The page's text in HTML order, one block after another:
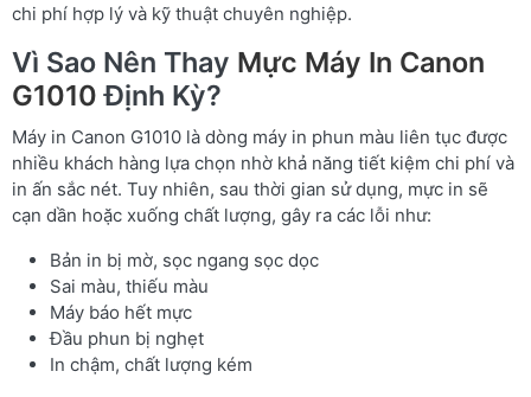
chi phí hợp lý và kỹ thuật chuyên nghiệp.
Vì Sao Nên Thay Mực Máy In Canon
G1010Định Kỳ?
Máy in Canon G1010 là dòng máy in phun màu liên tục được
nhiều khách hàng lựa chọn nhờ khả năng tiết kiệm chi phí và
in ấn sắc nét. Tuy nhiên, sau thời gian sử dụng, mực in sẽ
cạn dần hoặc xuống chất lượng, gây ra các lỗi như:
Bản in bị mờ, sọc ngang sọc dọc
Sai màu, thiếu màu
Máy báo hết mực
Đầu phun bị nghẹt
In chậm, chất lượng kém